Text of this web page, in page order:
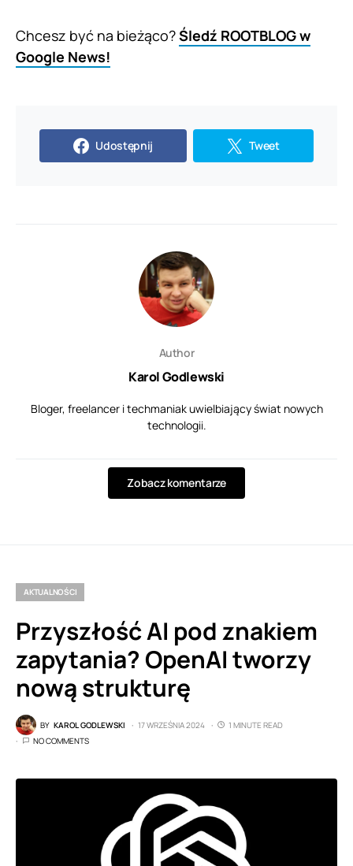
Chcesz być na bieżąco?Śledź ROOTBLOG w
Google News!
Udostępnij Tweet
Author
Karol Godlewski
Bloger, freelancer i techmaniak uwielbiający świat nowych
technologii.
Zobacz komentarze
AKTUALNOŚCI
Przyszłość AI pod znakiem
zapytania? OpenAI tworzy
nową strukturę
BY KAROL GODLEWSKI 17 WRZEŚNIA 2024
1 MINUTE READ
NO COMMENTS